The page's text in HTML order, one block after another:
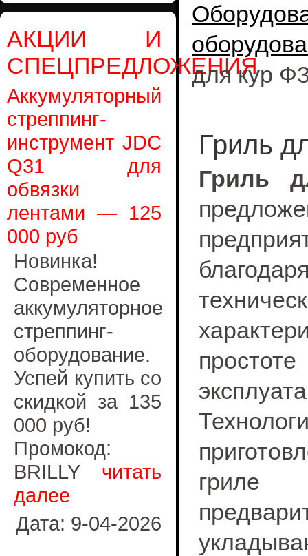
АКЦИИ И
СПЕЦПРЕДЛОЖЕНИЯ
Аккумуляторный
стреппинг-
инструмент JDC
Q31 для
обвязки
лентами — 125
000 руб
Новинка!
Современное
аккумуляторное
стреппинг-
оборудование.
Успей купить со
скидкой за 135
000 руб!
Промокод:
BRILLY читать
далее
Дата: 9-04-2026
для кур
Гриль
Гриль
простоте
гриле